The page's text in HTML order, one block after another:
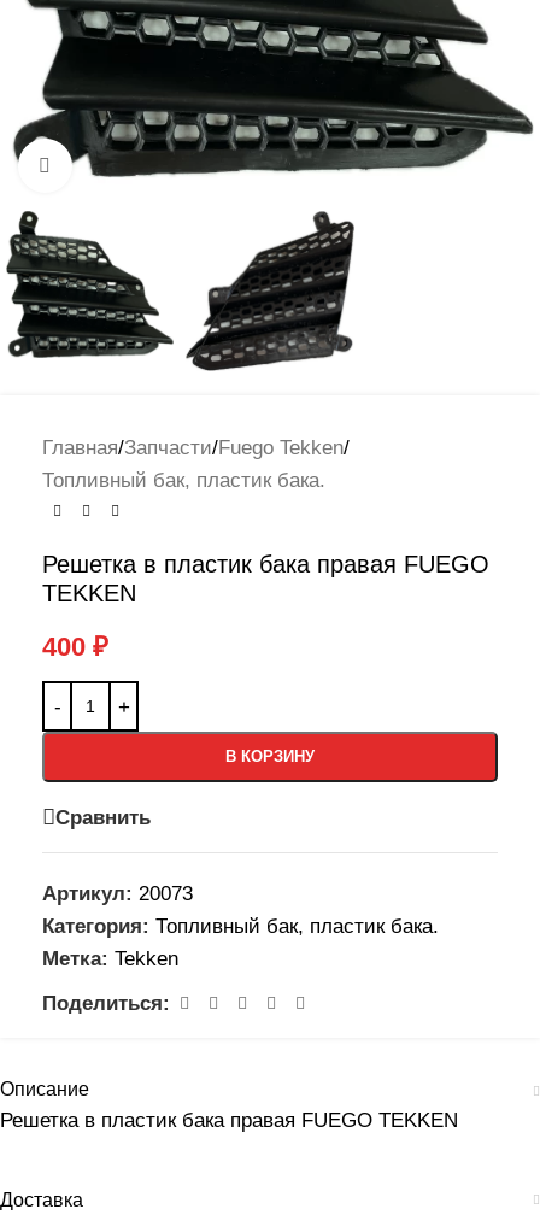
Нажмите, чтобы увеличить
Главная/Запчасти/Fuego Tekken/
Топливный бак, пластик бака.
Решетка в пластик бака правая FUEGO
TEKKEN
400 ₽
В КОРЗИНУ
Сравнить
Артикул: 20073
Категория: Топливный бак, пластик бака.
Метка: Tekken
Поделиться:
Описание
Решетка в пластик бака правая FUEGO TEKKEN
Доставка